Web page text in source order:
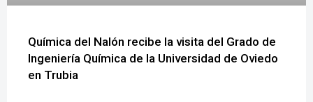
Química del Nalón recibe la visita del Grado de
Ingeniería Química de la Universidad de Oviedo
en Trubia